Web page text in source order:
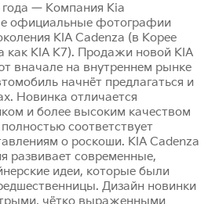
года — Компания Kia
официальные фотографии
KIA Cadenza (в Корее
как KIA K7). Продажи новой KIA
вначале на внутреннем рынке
начнёт предлагаться и
Новинка отличается
и более высоким качеством
соответствует
о роскоши. KIA Cadenza
развивает современные,
идеи, которые были
Дизайн новинки